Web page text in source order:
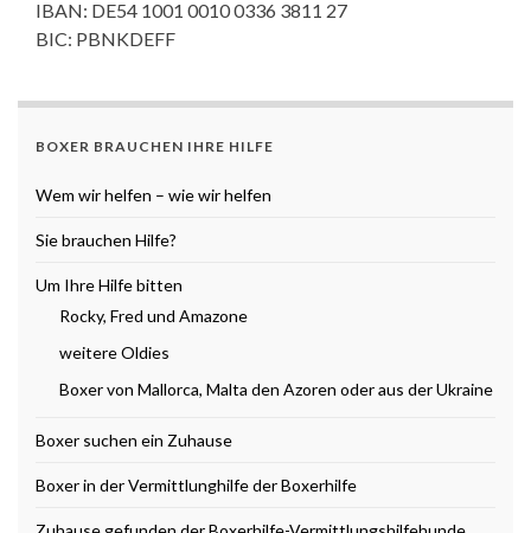
IBAN: DE54 1001 0010 0336 3811 27
BIC: PBNKDEFF
BOXER BRAUCHEN IHRE HILFE
Wem wir helfen – wie wir helfen
Sie brauchen Hilfe?
Um Ihre Hilfe bitten
Rocky, Fred und Amazone
weitere Oldies
Boxer von Mallorca, Malta den Azoren oder aus der Ukraine
Boxer suchen ein Zuhause
Boxer in der Vermittlunghilfe der Boxerhilfe